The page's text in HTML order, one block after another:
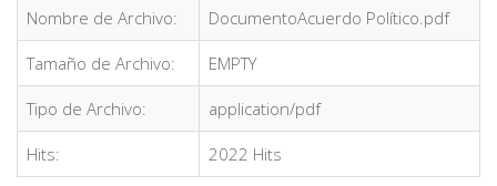
Nombre de Archivo: DocumentoAcuerdo Político.pdf
Tamaño de Archivo: EMPTY
Tipo de Archivo: application/pdf
Hits: 2022 Hits